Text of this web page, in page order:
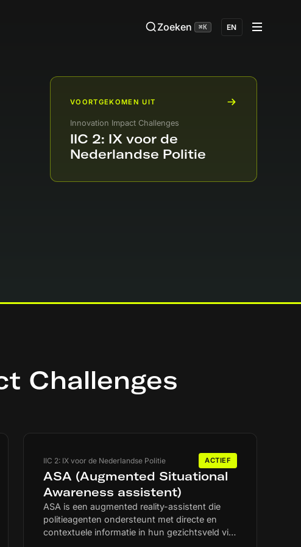
Zoeken ⌘K EN
VOORTGEKOMEN UIT
Innovation Impact Challenges
IIC 2: IX voor de
Nederlandse Politie
Challenges
IIC 2: IX voor de Nederlandse Politie ACTIEF
ASA (Augmented Situational
Awareness assistent)
ASA is een augmented reality-assistent die
politieagenten ondersteunt met directe en
contextuele informatie in hun gezichtsveld via